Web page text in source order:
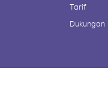
Tarif
Dukungan